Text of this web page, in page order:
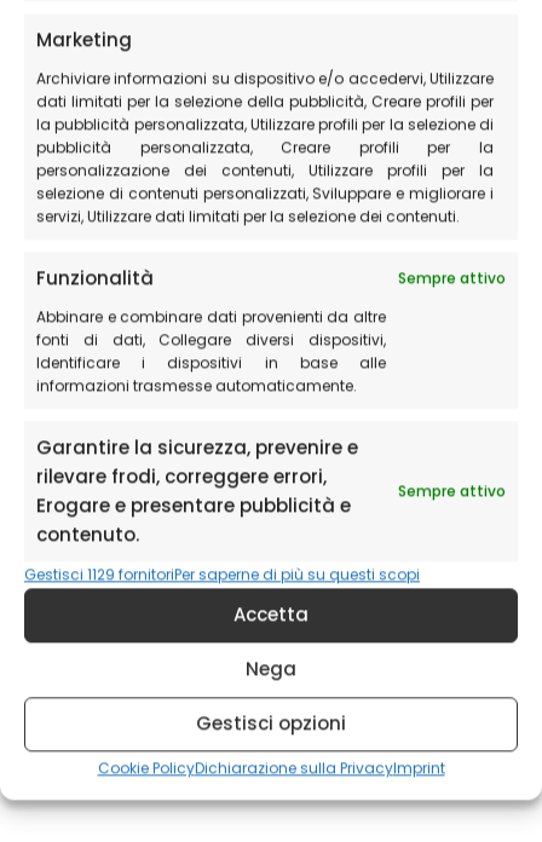
Marketing
Archiviare informazioni su dispositivo e/o accedervi, Utilizzare
dati limitati per la selezione della pubblicità, Creare profili per
la pubblicità personalizzata, Utilizzare profili per la selezione di
pubblicità personalizzata, Creare profili per la
personalizzazione dei contenuti, Utilizzare profili per la
selezione di contenuti personalizzati, Sviluppare e migliorare i
servizi, Utilizzare dati limitati per la selezione dei contenuti.
Funzionalità
Sempre attivo
Abbinare e combinare dati provenienti da altre
fonti di dati, Collegare diversi dispositivi,
Identificare i dispositivi in base alle
informazioni trasmesse automaticamente.
Garantire la sicurezza, prevenire e
rilevare frodi, correggere errori,
Erogare e presentare pubblicità e
contenuto.
Sempre attivo
Gestisci 1129 fornitoriPer saperne di più su questi scopi
Accetta
Nega
Gestisci opzioni
Cookie PolicyDichiarazione sulla PrivacyImprint
e sui pericoli del percorso.
Quando si opta per una guida escursionistica
professionista, è importante considerare la qualità del
loro servizio, che si traduce in un’esperienza piacevole
ed accogliente. Per questo motivo, valutare la qualità
della guida prima dell’escursione diventa una
In definitiva, le guide escursionistiche sono esperti
competenti e qualificati nel loro lavoro. Oltre ad offrire
un itinerario sicuro ed un’esperienza unica, permettono
naturale circostante. Non esitare a pagare una guida
escursionistica per il suo lavoro professionale e per
godere di quell’esperienza speciale che soltanto loro
possono offrirti.
Scopri alcune proposte dal
territorio
Scopri tutte le Guide Parco ufficiali
Prenota un’escursione guidata a Castelluccio di